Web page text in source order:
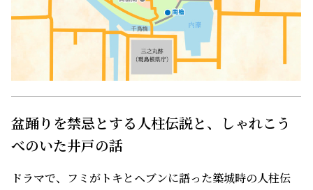
盆踊りを禁忌とする人柱伝説と、しゃれこう
べのいた井戸の話
ドラマで、フミがトキとヘブンに語った築城時の人柱伝